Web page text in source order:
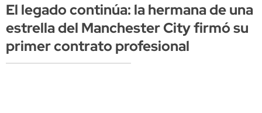
El legado continúa: la hermana de una
estrella del Manchester City firmó su
primer contrato profesional